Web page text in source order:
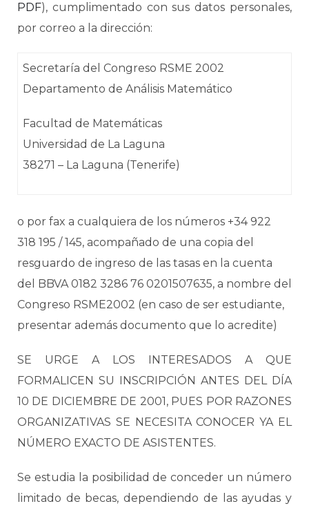
PDF), cumplimentado con sus datos personales,
por correo a la dirección:
Secretaría del Congreso RSME 2002
Departamento de Análisis Matemático
Facultad de Matemáticas
Universidad de La Laguna
38271 – La Laguna (Tenerife)
o por fax a cualquiera de los números +34 922
318 195 / 145, acompañado de una copia del
resguardo de ingreso de las tasas en la cuenta
del BBVA 0182 3286 76 0201507635, a nombre del
Congreso RSME2002 (en caso de ser estudiante,
presentar además documento que lo acredite)
SE URGE A LOS INTERESADOS A QUE
FORMALICEN SU INSCRIPCIÓN ANTES DEL DÍA
10 DE DICIEMBRE DE 2001, PUES POR RAZONES
ORGANIZATIVAS SE NECESITA CONOCER YA EL
NÚMERO EXACTO DE ASISTENTES.
Se estudia la posibilidad de conceder un número
limitado de becas, dependiendo de las ayudas y